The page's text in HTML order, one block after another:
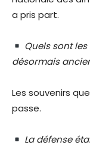
a pris part.
Quels sont
désormais
Les souvenirs
passe.
La défense